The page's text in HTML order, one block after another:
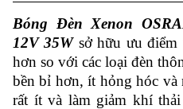
Bóng Đèn Xenon
12V 35W sở hữu ưu
hơn so với các loại đèn
bền bỉ hơn, ít hỏng hóc và
rất ít và làm giảm khí